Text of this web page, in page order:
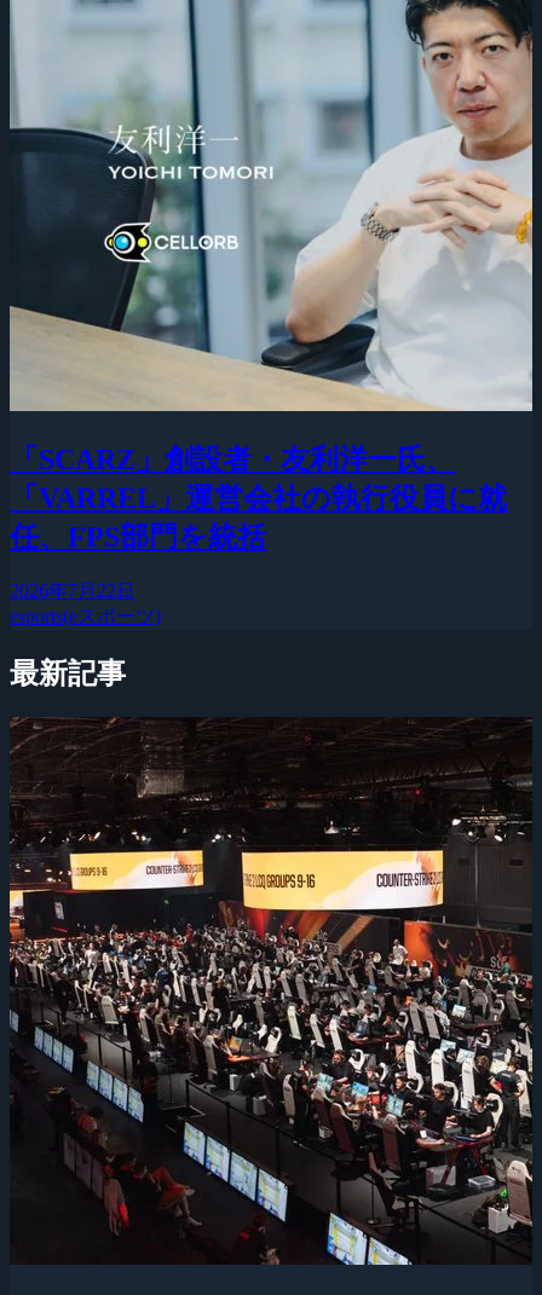
「SCARZ」創設者・友利洋一氏、
「VARREL」運営会社の執行役員に就
任、FPS部門を統括
2026年7月22日
esports(eスポーツ)
最新記事